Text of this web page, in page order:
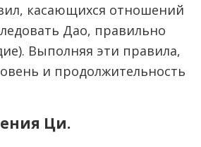
касающихся отношений
Дао, правильно
Выполняя эти правила,
и продолжительность
Ци.